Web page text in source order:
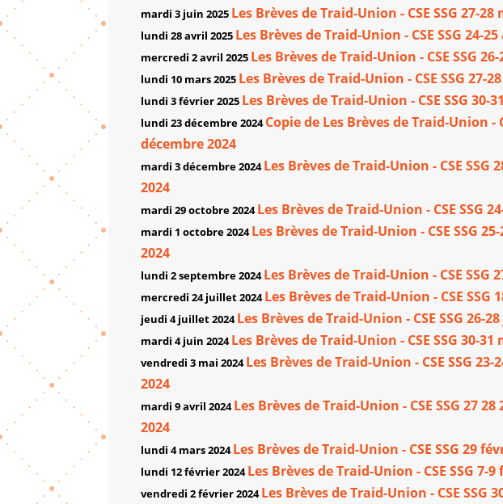
mardi 3 juin 2025 Les Brèves de Traid-Union - CSE SSG 27-28
lundi 28 avril 2025 Les Brèves de Traid-Union - CSE SSG 24-
mercredi 2 avril 2025 Les Brèves de Traid-Union - CSE SSG
lundi 10 mars 2025 Les Brèves de Traid-Union - CSE SSG 27-
lundi 3 février 2025 Les Brèves de Traid-Union - CSE SSG 30-
lundi 23 décembre 2024Copie de Les Brèves de Traid-Union -
décembre 2024
mardi 3 décembre 2024Les Brèves de Traid-Union - CSE SSG
2024
mardi 29 octobre 2024Les Brèves de Traid-Union - CSE SSG
mardi 1 octobre 2024Les Brèves de Traid-Union - CSE SSG
2024
lundi 2 septembre 2024Les Brèves de Traid-Union - CSE SSG
mercredi 24 juillet 2024Les Brèves de Traid-Union - CSE SSG
jeudi 4 juillet 2024Les Brèves de Traid-Union - CSE SSG 26-
mardi 4 juin 2024Les Brèves de Traid-Union - CSE SSG 30-31
vendredi 3 mai 2024Les Brèves de Traid-Union - CSE SSG
2024
mardi 9 avril 2024Les Brèves de Traid-Union - CSE SSG 27
2024
lundi 4 mars 2024Les Brèves de Traid-Union - CSE SSG 29
lundi 12 février 2024Les Brèves de Traid-Union - CSE SSG 7-
vendredi 2 février 2024Les Brèves de Traid-Union - CSE SSG